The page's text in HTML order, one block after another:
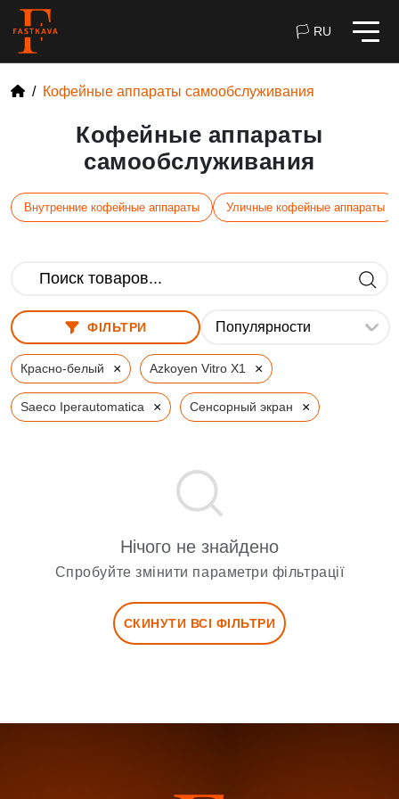
🏳 RU
Кофейные аппараты самообслуживания
Кофейные аппараты
самообслуживания
Внутренние кофейные аппараты Уличные кофейные аппараты
ФІЛЬТРИ
Красно-белый × Azkoyen Vitro X1 ×
Saeco Iperautomatica × Сенсорный экран ×
Нічого не знайдено
Спробуйте змінити параметри фільтрації
СКИНУТИ ВСІ ФІЛЬТРИ